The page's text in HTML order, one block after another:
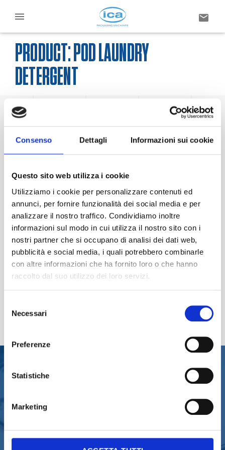
Consenso Dettagli Informazioni sui cookie
Questo sito web utilizza i cookie
Utilizziamo i cookie per personalizzare contenuti ed
annunci, per fornire funzionalità dei social media e per
analizzare il nostro traffico. Condividiamo inoltre
informazioni sul modo in cui utilizza il nostro sito con i
nostri partner che si occupano di analisi dei dati web,
pubblicità e social media, i quali potrebbero combinarle
con altre informazioni che ha fornito loro o che hanno
raccolto dal suo utilizzo dei loro servizi.
delNecessari
Preferenze
Statistiche
Marketing
PRODUCT: POD LAUNDRY
DETERGENT
Prontowash